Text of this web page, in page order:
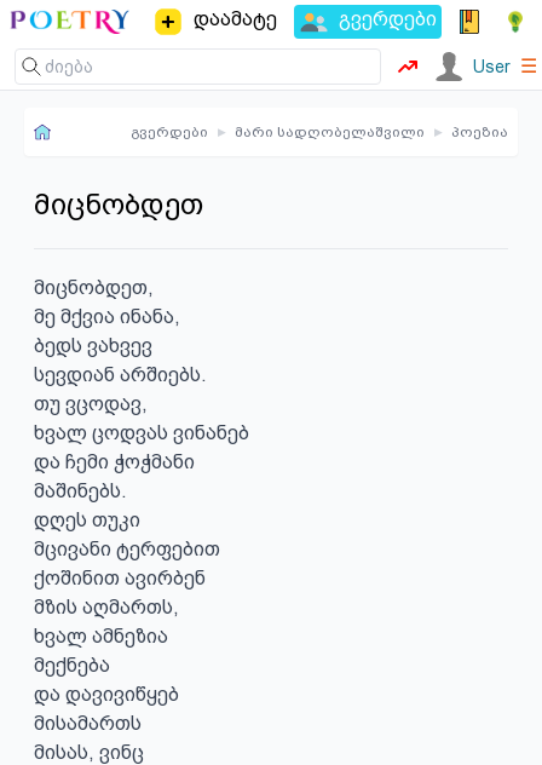
დაამატე გვერდები
User ☰
გვერდები ▸ მარი სადღობელაშვილი ▸ პოეზია
მიცნობდეთ
მიცნობდეთ,
მე მქვია ინანა,
ბედს ვახვევ
სევდიან არშიებს.
თუ ვცოდავ,
ხვალ ცოდვას ვინანებ
და ჩემი ჭოჭმანი
მაშინებს.
დღეს თუკი
მცივანი ტერფებით
ქოშინით ავირბენ
მზის აღმართს,
ხვალ ამნეზია
მექნება
და დავივიწყებ
მისამართს
მისას, ვინც